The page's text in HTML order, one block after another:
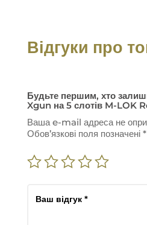
Відгуки про
Будьте першим, хто
Xgun на 5 слотів M-LOK
Ваша e-mail адреса не
Обов’язкові поля позначені *